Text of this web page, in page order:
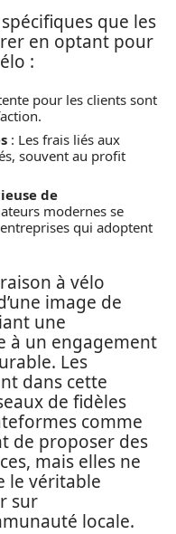
que les
en optant pour
:
pour les clients sont
: Les frais liés aux
souvent au profit
de
modernes se
qui adoptent
à vélo
image de
une
à un engagement
Les
dans cette
de fidèles
comme
de proposer des
mais elles ne
le véritable
sur
locale.